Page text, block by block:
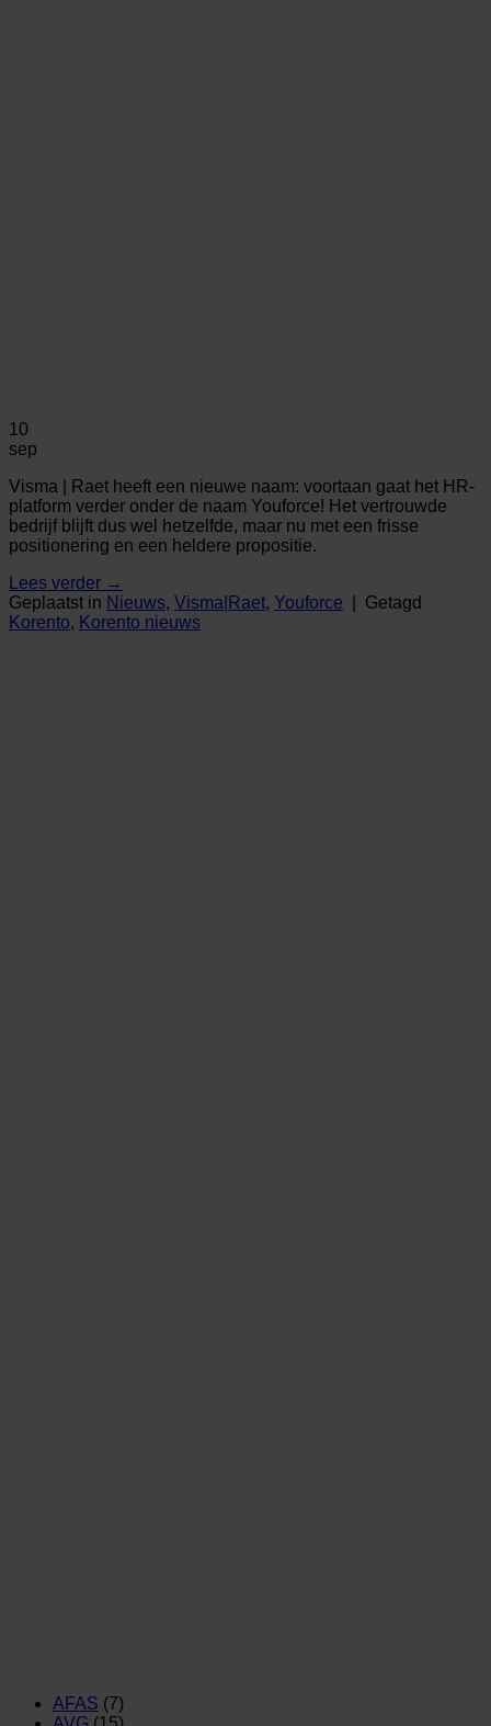
10
sep
Visma | Raet heeft een nieuwe naam: voortaan gaat het HR-
platform verder onder de naam Youforce! Het vertrouwde
bedrijf blijft dus wel hetzelfde, maar nu met een frisse
positionering en een heldere propositie.
Lees verder →
Geplaatst in Nieuws, Visma|Raet, Youforce
Getagd
Korento, Korento nieuws
AFAS (7)